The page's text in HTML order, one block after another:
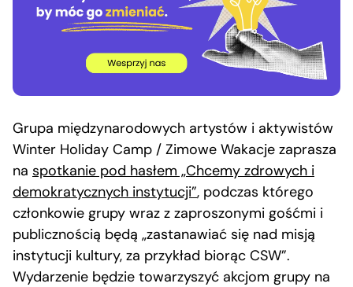
Grupa międzynarodowych artystów i aktywistów
Winter Holiday Camp / Zimowe Wakacje zaprasza
na spotkanie pod hasłem „Chcemy zdrowych i
demokratycznych instytucji”, podczas którego
członkowie grupy wraz z zaproszonymi gośćmi i
publicznością będą „zastanawiać się nad misją
instytucji kultury, za przykład biorąc CSW”.
Wydarzenie będzie towarzyszyć akcjom grupy na